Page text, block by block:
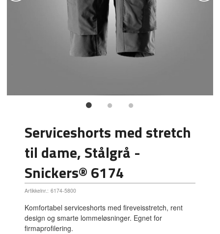
Serviceshorts med stretch
til dame, Stålgrå -
Snickers® 6174
Artikkelnr.: 6174-5800
Komfortabel serviceshorts med fireveisstretch, rent
design og smarte lommeløsninger. Egnet for
firmaprofilering.